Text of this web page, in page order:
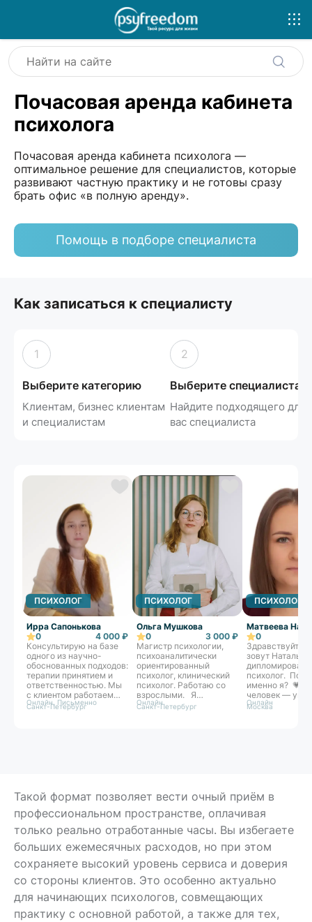
Почасовая аренда кабинета
психолога
Почасовая аренда кабинета психолога —
оптимальное решение для специалистов, которые
развивают частную практику и не готовы сразу
брать офис «в полную аренду».
Помощь в подборе специалиста
Как записаться к специалисту
1
Выберите категорию
Клиентам, бизнес клиентам
и специалистам
2
Выберите специалиста
Найдите подходящего для
вас специалиста
ПСИХОЛОГ
Ирра Сапонькова
0
4 000 ₽
Консультирую на базе
одного из научно-
обоснованных подходов:
терапии принятием и
ответственностью. Мы
с клиентом работаем
как команда над
навыки под запрос
человека, которые
возможно унести с
собой в жизнь. Если
ситуация позволяет,
интервенции с быстрым
эффектом.
Онлайн, Письменно
Санкт-Петербург
ПСИХОЛОГ
Ольга Мушкова
0
3 000 ₽
Магистр психологии,
психоаналитически
ориентированный
психолог, клинический
психолог. Работаю со
взрослыми. Я
предлагаю вам
Онлайн
Санкт-Петербург
ПСИХОЛОГ
Матвеева
0
Здравствуйте,
зовут Наталья.
психолог.
именно я?
человек —
поэтому
глубина, опора
и на живой
человеком. Это
осознанный
выбор.
Онлайн
Москва
Такой формат позволяет вести очный приём в
профессиональном пространстве, оплачивая
только реально отработанные часы. Вы избегаете
больших ежемесячных расходов, но при этом
сохраняете высокий уровень сервиса и доверия
со стороны клиентов. Это особенно актуально
для начинающих психологов, совмещающих
практику с основной работой, а также для тех,